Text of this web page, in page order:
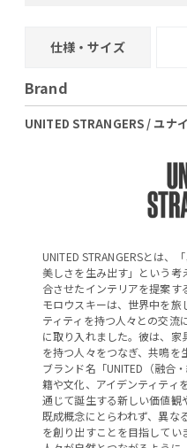
仕様・サイズ
Brand
UNITED STRANGERS / ユナ
UNITED STRANGERSとは、
美しさを生み出す」という
合させたインテリアを提案す
モロウスキーは、世界中を旅
ティティを持つ人々との交流
に取り入れました。彼は、
を持つ人々をつなぎ、共鳴を
ブランド名「UNITED（融合
籍や文化、アイデンティティ
通じて誕生する新しい価値観
既成概念にとらわれず、異な
を創り出すことを目指してい